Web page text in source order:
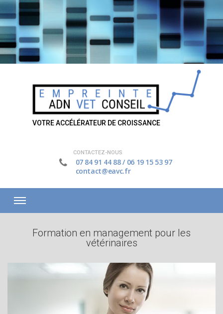
VOTRE ACCÉLÉRATEUR DE CROISSANCE
CONTACTEZ-NOUS
07 84 91 44 88/ 06 19 15 53 97
contact@eavc.fr
Formation en management pour les
vétérinaires